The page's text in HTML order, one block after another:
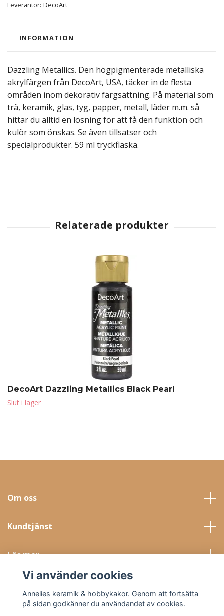
Leverantör: DecoArt
INFORMATION
Dazzling Metallics. Den högpigmenterade metalliska
akrylfärgen från DecoArt, USA, täcker in de flesta
områden inom dekorativ färgsättning. På material som
trä, keramik, glas, tyg, papper, metall, läder m.m. så
hittar du alltid en lösning för att få den funktion och
kulör som önskas. Se även tillsatser och
specialprodukter. 59 ml tryckflaska.
DecoArt Dazzling Metallics Black Pearl
Slut i lager
Om oss
Kundtjänst
Läs mer
Sociala medier
Vi använder cookies
Annelies keramik & hobbykakor. Genom att fortsätta
på sidan godkänner du användandet av cookies.